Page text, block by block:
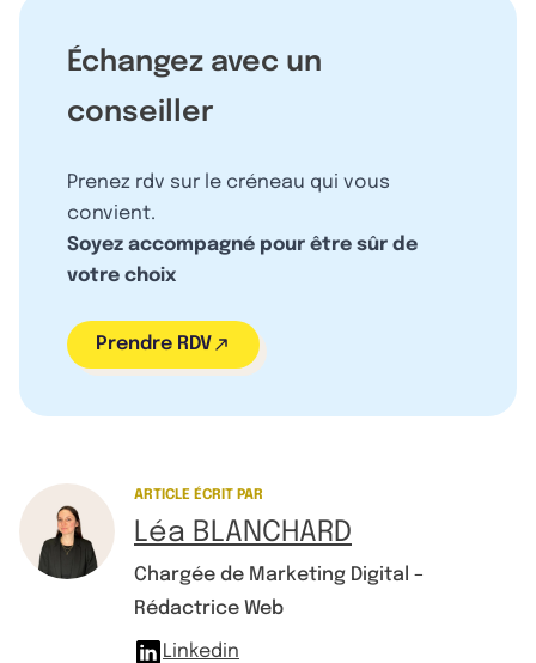
Échangez avec un
conseiller
Prenez rdv sur le créneau qui vous
convient.
Soyez accompagné pour être sûr de
votre choix
Prendre RDV
ARTICLE ÉCRIT PAR
Léa BLANCHARD
Chargée de Marketing Digital –
Rédactrice Web
Linkedin